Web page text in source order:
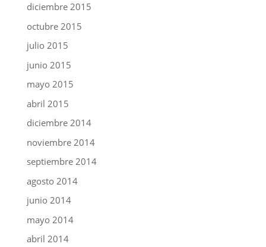
diciembre 2015
octubre 2015
julio 2015
junio 2015
mayo 2015
abril 2015
diciembre 2014
noviembre 2014
septiembre 2014
agosto 2014
junio 2014
mayo 2014
abril 2014